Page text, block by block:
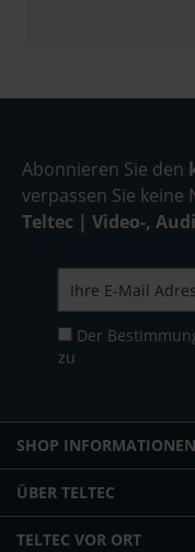
Abonnieren Sie den
verpassen Sie
Teltec | Video-,
Der
zu
SHOP INFORMATIONEN
ÜBER TELTEC
TELTEC VOR ORT